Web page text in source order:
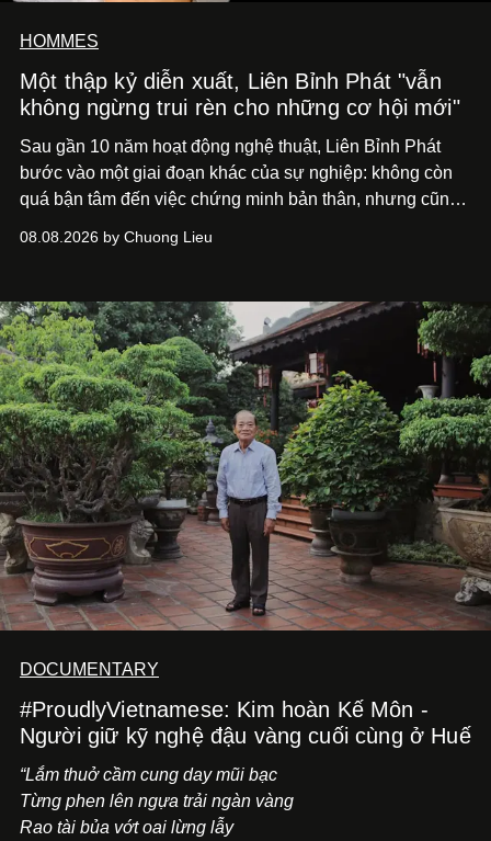
HOMMES
Một thập kỷ diễn xuất, Liên Bỉnh Phát "vẫn
không ngừng trui rèn cho những cơ hội mới"
Sau gần 10 năm hoạt động nghệ thuật, Liên Bỉnh Phát
bước vào một giai đoạn khác của sự nghiệp: không còn
quá bận tâm đến việc chứng minh bản thân, nhưng cũng
phim điện ảnh trong nửa đầu 2026 đến hành trình trở lại
bằng một tâm thế điềm tĩnh hơn. Anh tiếp tục học hỏi, trau
dồi và chờ đợi những vai diễn đủ sức đưa mình đến
những vùng đất mới. Ở tuổi ngoài 30, điều anh theo đuổi
không phải những đích đến quá lớn, mà là khả năng luôn
tiến về phía trước.
08.08.2026 by Chuong Lieu
DOCUMENTARY
#ProudlyVietnamese: Kim hoàn Kế Môn -
Người giữ kỹ nghệ đậu vàng cuối cùng ở Huế
“Lắm thuở cầm cung day mũi bạc
Từng phen lên ngựa trải ngàn vàng
Rao tài bủa vớt oai lừng lẫy